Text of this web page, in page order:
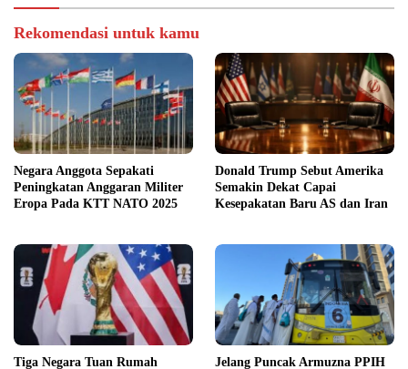
Rekomendasi untuk kamu
Negara Anggota Sepakati
Peningkatan Anggaran Militer
Eropa Pada KTT NATO 2025
Donald Trump Sebut Amerika
Semakin Dekat Capai
Kesepakatan Baru AS dan Iran
Tiga Negara Tuan Rumah
Jelang Puncak Armuzna PPIH